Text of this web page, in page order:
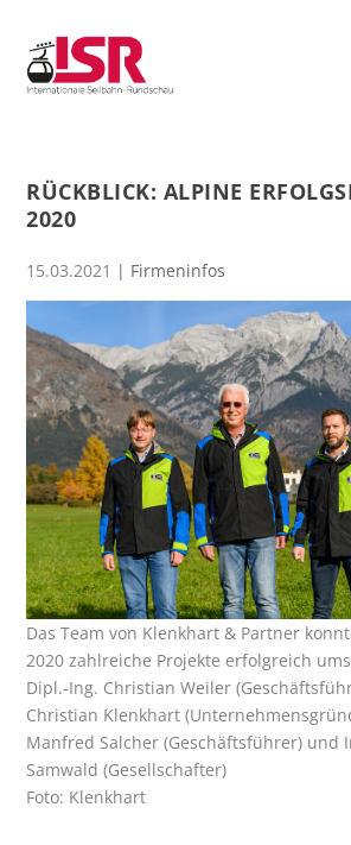
RÜCKBLICK: ALPINE
2020
15.03.2021 | Firmeninfos
Das Team von Klenkhart & Partner
2020 zahlreiche Projekte erfolgreich
Dipl.-Ing. Christian Weiler
Christian Klenkhart
Manfred Salcher (Geschäftsführer) und
Samwald (Gesellschafter)
Foto: Klenkhart